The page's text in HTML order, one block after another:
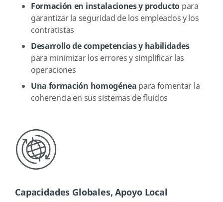
Formación en instalaciones y producto para
garantizar la seguridad de los empleados y los
contratistas
Desarrollo de competencias y habilidades
para minimizar los errores y simplificar las
operaciones
Una formación homogénea para fomentar la
coherencia en sus sistemas de fluidos
Capacidades Globales, Apoyo Local